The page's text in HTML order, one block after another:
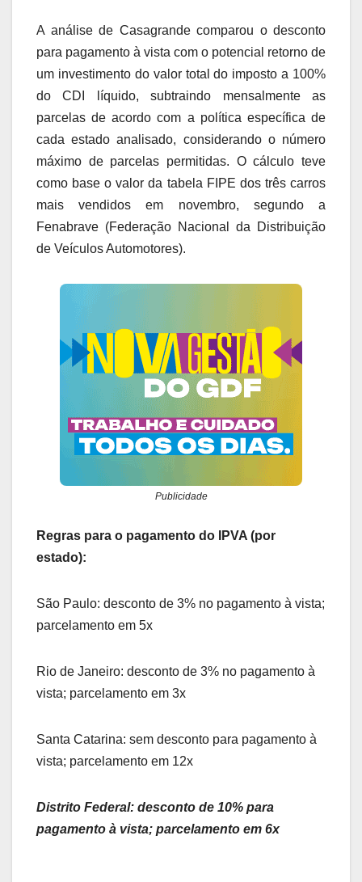
A análise de Casagrande comparou o desconto
para pagamento à vista com o potencial retorno de
um investimento do valor total do imposto a 100%
do CDI líquido, subtraindo mensalmente as
parcelas de acordo com a política específica de
cada estado analisado, considerando o número
máximo de parcelas permitidas. O cálculo teve
como base o valor da tabela FIPE dos três carros
mais vendidos em novembro, segundo a
Fenabrave (Federação Nacional da Distribuição
de Veículos Automotores).
Publicidade
Regras para o pagamento do IPVA (por
estado):
São Paulo: desconto de 3% no pagamento à vista;
parcelamento em 5x
Rio de Janeiro: desconto de 3% no pagamento à
vista; parcelamento em 3x
Santa Catarina: sem desconto para pagamento à
vista; parcelamento em 12x
Distrito Federal: desconto de 10% para
pagamento à vista; parcelamento em 6x